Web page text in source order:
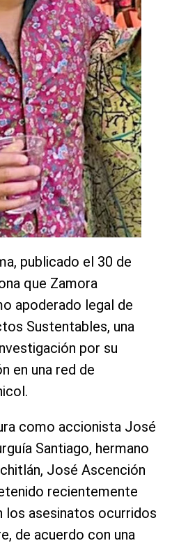
publicado el 30 de
que Zamora
apoderado legal de
Sustentables, una
por su
en una red de
como accionista José
Santiago, hermano
José Ascención
recientemente
los asesinatos ocurridos
de acuerdo con una